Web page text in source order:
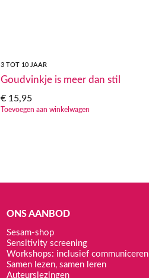
3 TOT 10 JAAR
Goudvinkje is meer dan stil
€ 15,95
Toevoegen aan winkelwagen
ONS AANBOD
Sesam-shop
Sensitivity screening
Workshops: inclusief communiceren
Samen lezen, samen leren
Auteurslezingen